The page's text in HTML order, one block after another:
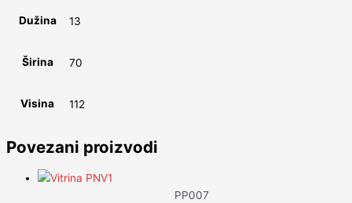
Dužina 13
Širina 70
Visina 112
Povezani proizvodi
PP007